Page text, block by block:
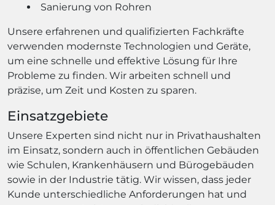
Sanierung von Rohren
Unsere erfahrenen und qualifizierten Fachkräfte
verwenden modernste Technologien und Geräte,
um eine schnelle und effektive Lösung für Ihre
Probleme zu finden. Wir arbeiten schnell und
präzise, um Zeit und Kosten zu sparen.
Einsatzgebiete
Unsere Experten sind nicht nur in Privathaushalten
im Einsatz, sondern auch in öffentlichen Gebäuden
wie Schulen, Krankenhäusern und Bürogebäuden
sowie in der Industrie tätig. Wir wissen, dass jeder
Kunde unterschiedliche Anforderungen hat und